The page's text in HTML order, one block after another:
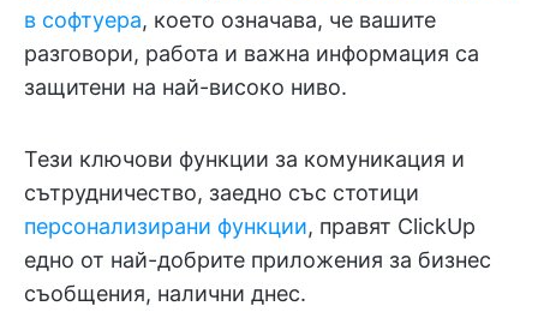
в софтуера, което означава, че вашите
разговори, работа и важна информация са
защитени на най-високо ниво.
Тези ключови функции за комуникация и
сътрудничество, заедно със стотици
персонализирани функции, правят ClickUp
едно от най-добрите приложения за бизнес
съобщения, налични днес.